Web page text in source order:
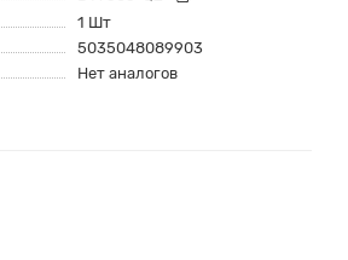
1 Шт
5035048089903
Нет аналогов